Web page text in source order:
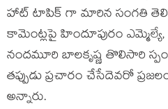
హాట్ టాపిక్ గా మారిన సంగతి
కామెంట్లపై హిందూపురం ఎమ్మెల్యే,
నందమూరి బాలకృష్ణ తొలిసారి
త‌ప్పుడు ప్ర‌చారం చేసేదెవరో
అన్నారు.